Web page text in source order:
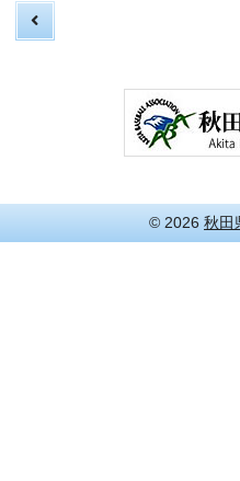
© 2026 秋田